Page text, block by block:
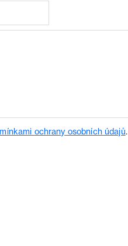
ochrany osobních údajů.